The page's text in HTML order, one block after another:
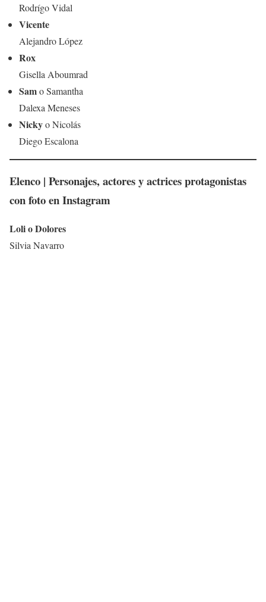
Rodrígo Vidal
Vicente
Alejandro López
Rox
Gisella Aboumrad
Samo Samantha
Dalexa Meneses
Nickyo Nicolás
Diego Escalona
Elenco | Personajes, actores y actrices protagonistas
con foto en Instagram
Loli o Dolores
Silvia Navarro